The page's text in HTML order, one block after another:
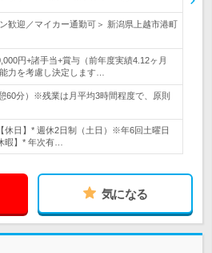
歓迎／マイカー通勤可＞ 新潟県上越市港町
円+諸手当+賞与（前年度実績4.12ヶ月
力を考慮し決定します…
60分）※残業は月平均3時間程度で、原則
休日】* 週休2日制（土日）※年6回土曜日
暇】* 年次有…
気になる